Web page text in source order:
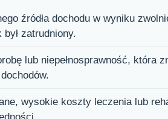
źródła dochodu w wyniku
był zatrudniony.
lub niepełnosprawność, która
wysokie koszty leczenia lub